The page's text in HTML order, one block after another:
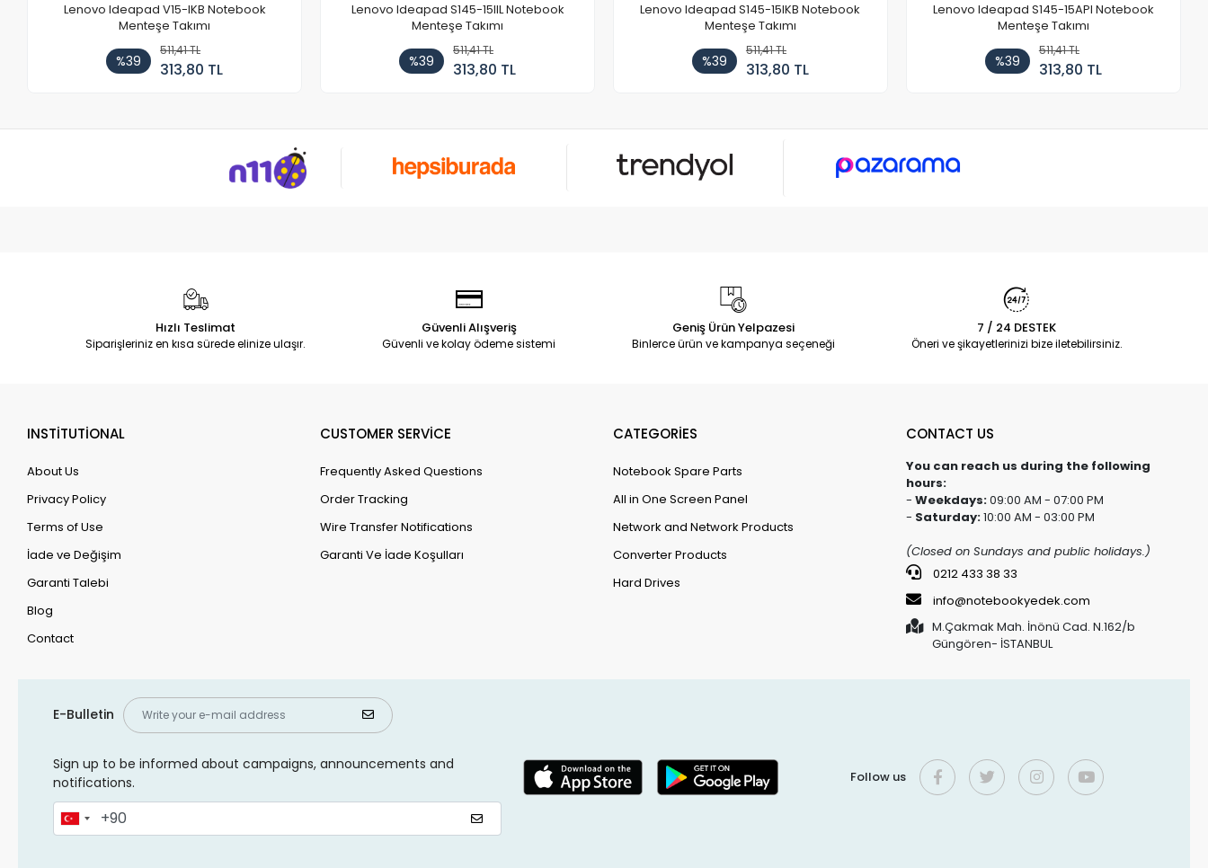
Lenovo Ideapad V15-IKB Notebook
Menteşe Takımı
%39
511,41 TL
313,80 TL
Lenovo Ideapad S145-15IIL Notebook
Menteşe Takımı
%39
511,41 TL
313,80 TL
Lenovo Ideapad S145-15IKB Notebook
Menteşe Takımı
%39
511,41 TL
313,80 TL
Lenovo Ideapad S145-15API Notebook
Menteşe Takımı
%39
511,41 TL
313,80 TL
Hızlı Teslimat
Siparişleriniz en kısa sürede elinize ulaşır.
Güvenli Alışveriş
Güvenli ve kolay ödeme sistemi
Geniş Ürün Yelpazesi
Binlerce ürün ve kampanya seçeneği
7 / 24 DESTEK
Öneri ve şikayetlerinizi bize iletebilirsiniz.
INSTİTUTİONAL
About Us
Privacy Policy
Terms of Use
İade ve Değişim
Garanti Talebi
Blog
Contact
CUSTOMER SERVİCE
Frequently Asked Questions
Order Tracking
Wire Transfer Notifications
Garanti Ve İade Koşulları
CATEGORİES
Notebook Spare Parts
All in One Screen Panel
Network and Network Products
Converter Products
Hard Drives
CONTACT US
You can reach us during the following
hours:
- Weekdays:09:00 AM - 07:00 PM
- Saturday:10:00 AM - 03:00 PM
(Closed on Sundays and public holidays.)
0212 433 38 33
info@notebookyedek.com
M.Çakmak Mah. İnönü Cad. N.162/b
Güngören- İSTANBUL
E-Bulletin
Sign up to be informed about campaigns, announcements and
notifications.
Follow us